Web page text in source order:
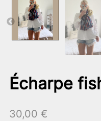
Écharpe
30,00 €